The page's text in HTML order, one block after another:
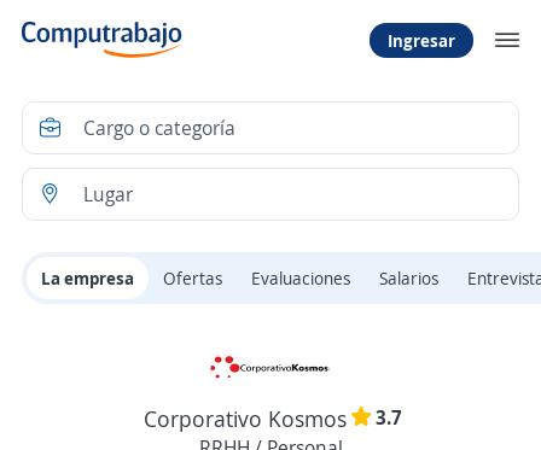
Ingresar
La empresa Ofertas Evaluaciones Salarios
Corporativo Kosmos
3.7